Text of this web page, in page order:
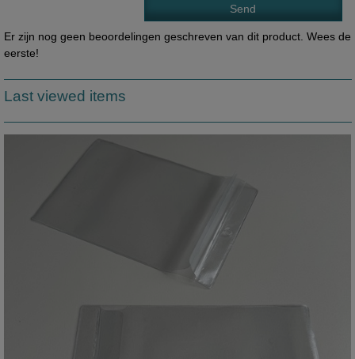
Er zijn nog geen beoordelingen geschreven van dit product. Wees de
eerste!
Last viewed items